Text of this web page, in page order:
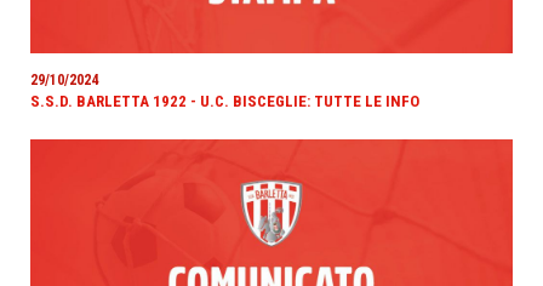
29/10/2024
S.S.D. BARLETTA 1922 - U.C. BISCEGLIE: TUTTE LE INFO